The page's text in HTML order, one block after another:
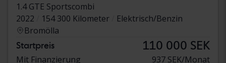
1.4 GTE Sportscombi
2022
154 300 Kilometer
Elektrisch/Benzin
Bromölla
Startpreis 110 000 SEK
Mit Finanzierung 937 SEK/Monat